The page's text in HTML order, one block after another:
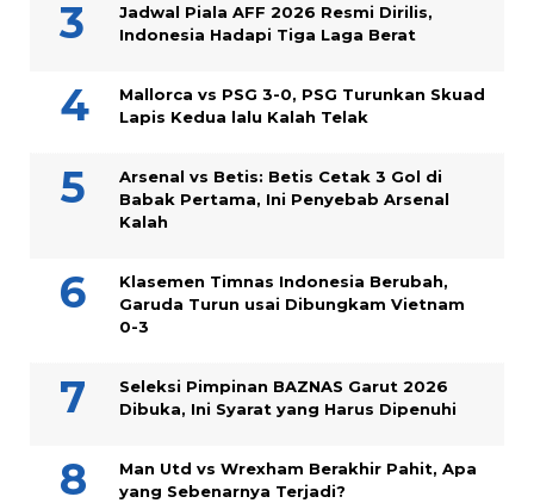
Jadwal Piala AFF 2026 Resmi Dirilis,
Indonesia Hadapi Tiga Laga Berat
Mallorca vs PSG 3-0, PSG Turunkan Skuad
Lapis Kedua lalu Kalah Telak
Arsenal vs Betis: Betis Cetak 3 Gol di
Babak Pertama, Ini Penyebab Arsenal
Kalah
Klasemen Timnas Indonesia Berubah,
Garuda Turun usai Dibungkam Vietnam
0-3
Seleksi Pimpinan BAZNAS Garut 2026
Dibuka, Ini Syarat yang Harus Dipenuhi
Man Utd vs Wrexham Berakhir Pahit, Apa
yang Sebenarnya Terjadi?